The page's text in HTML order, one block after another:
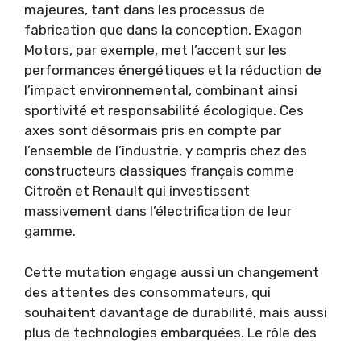
majeures, tant dans les processus de
fabrication que dans la conception. Exagon
Motors, par exemple, met l’accent sur les
performances énergétiques et la réduction de
l’impact environnemental, combinant ainsi
sportivité et responsabilité écologique. Ces
axes sont désormais pris en compte par
l’ensemble de l’industrie, y compris chez des
constructeurs classiques français comme
Citroën et Renault qui investissent
massivement dans l’électrification de leur
gamme.
Cette mutation engage aussi un changement
des attentes des consommateurs, qui
souhaitent davantage de durabilité, mais aussi
plus de technologies embarquées. Le rôle des